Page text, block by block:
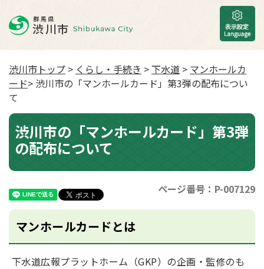
渋川市トップ > くらし・手続き >下水道 > マンホールカ
ード> 渋川市の「マンホールカード」第3弾の配布につい
て
渋川市の「マンホールカード」第3弾
の配布について
ページ番号：P-007129
マンホールカードとは
下水道広報プラットホーム（GKP）の企画・監修のも